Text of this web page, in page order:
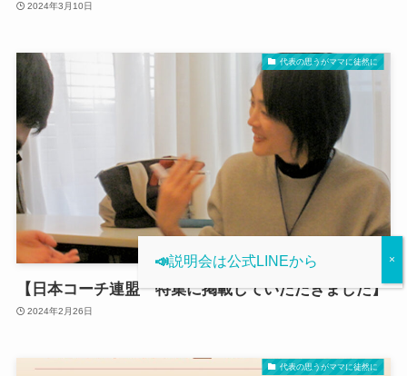
2024年3月10日
代表の思うがママに徒然に
【日本コーチ連盟 特集に掲載していただきました】
2024年2月26日
代表の思うがママに徒然に
📣説明会は公式LINEから